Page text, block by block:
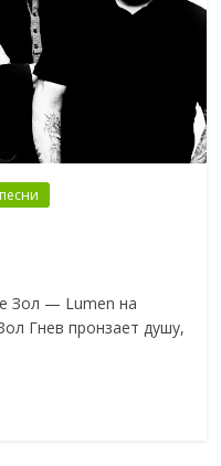
Зол — Lumen на
Гнев пронзает душу,